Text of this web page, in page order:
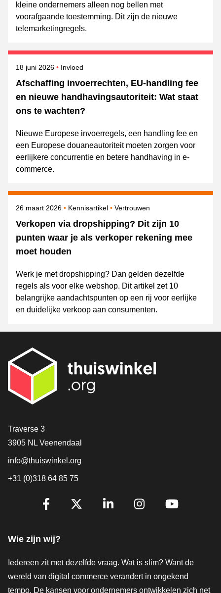
kleine ondernemers alleen nog bellen met
voorafgaande toestemming. Dit zijn de nieuwe
telemarketingregels.
Afschaffing invoerrechten, EU-handling fee
en nieuwe handhavingsautoriteit: Wat staat
ons te wachten?
Gepubliceerd op
18 juni 2026 Onderwerpen
Invloed
Nieuwe Europese invoerregels, een handling fee en
een Europese douaneautoriteit moeten zorgen voor
eerlijkere concurrentie en betere handhaving in e-
commerce.
Verkopen via dropshipping? Dit zijn 10
punten waar je als verkoper rekening mee
moet houden
Gepubliceerd op
26 maart 2026 Kennisartikel Onderwerpen
Vertrouwen
Werk je met dropshipping? Dan gelden dezelfde
regels als voor elke webshop. Dit artikel zet 10
belangrijke aandachtspunten op een rij voor eerlijke
en duidelijke verkoop aan consumenten.
Contact
Traverse 3
3905 NL Veenendaal
info@thuiswinkel.org
+31 (0)318 64 85 75
Volg je ons al?
Wie zijn wij?
Iedereen zit met dezelfde vraag. Wat is slim? Want de
wereld van digital commerce verandert in ongekend
tempo. De kansen voor ondernemers ontwikkelen zich net